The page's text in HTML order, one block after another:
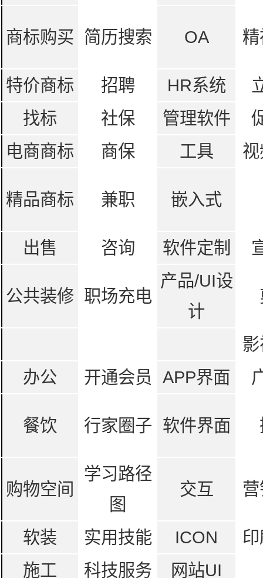
商标购买 简历搜索 OA
特价商标 招聘 HR系统
找标
社保 管理软件
电商商标
商保 工具
精品商标 兼职 嵌入式
出售 咨询 软件定制
公共装修 职场充电
产品/UI设
计
办公
开通会员 APP界面
餐饮 行家圈子 软件界面
购物空间
学习路径
图
交互
软装 实用技能 ICON
施工
科技服务 网站UI